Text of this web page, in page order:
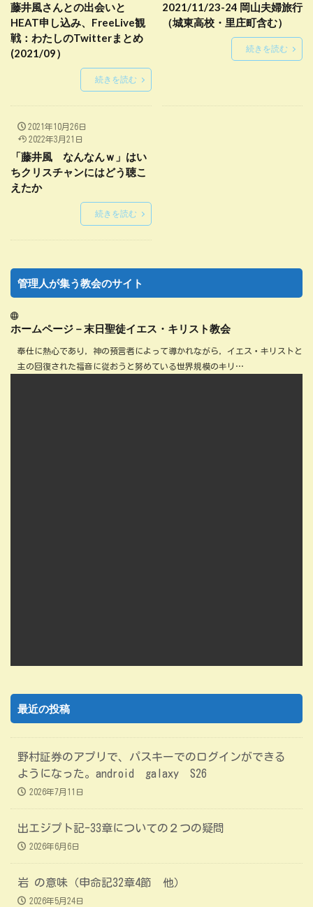
藤井風さんとの出会いと
HEAT申し込み、FreeLive観
戦：わたしのTwitterまとめ
(2021/09）
続きを読む
2021/11/23-24 岡山夫婦旅行
（城東高校・里庄町含む）
続きを読む
2021年10月26日
2022年3月21日
「藤井風 なんなんｗ」はい
ちクリスチャンにはどう聴こ
えたか
続きを読む
管理人が集う教会のサイト
ホームページ－末日聖徒イエス・キリスト教会
奉仕に熱心であり，神の預言者によって導かれながら，イエス・キリストと
主の回復された福音に従おうと努めている世界規模のキリ…
最近の投稿
野村証券のアプリで、パスキーでのログインができる
ようになった。android galaxy S26
2026年7月11日
出エジプト記-33章についての２つの疑問
2026年6月6日
岩 の意味（申命記32章4節 他）
2026年5月24日